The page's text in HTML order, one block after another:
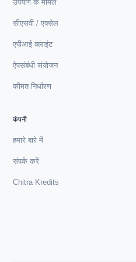
उपयोग के मामले
सीएसवी / एक्सेल
एपीआई क्लाइंट
ऐपसंबंधी संयोजन
कीमत निर्धारण
कंपनी
हमारे बारे में
संपर्क करें
Chitra Kredits